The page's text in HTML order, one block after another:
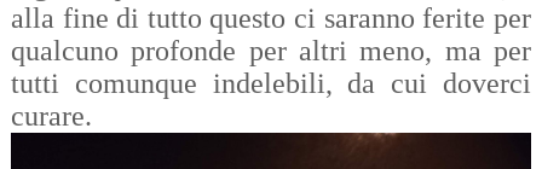
alla fine di tutto questo ci saranno ferite per
qualcuno profonde per altri meno, ma per
tutti comunque indelebili, da cui doverci
curare.